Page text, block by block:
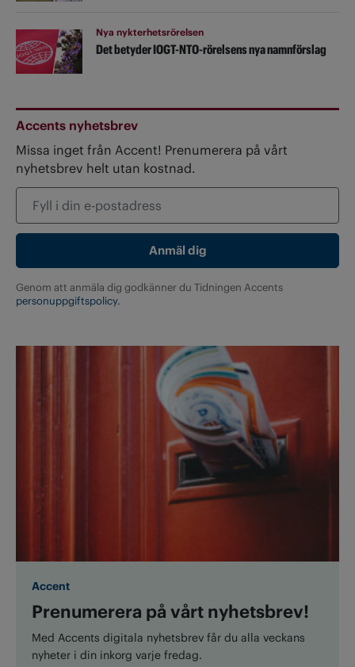
Nya nykterhetsrörelsen
Det betyder IOGT-NTO-rörelsens nya namnförslag
Accents nyhetsbrev
Missa inget från Accent! Prenumerera på vårt
nyhetsbrev helt utan kostnad.
Genom att anmäla dig godkänner du Tidningen Accents
personuppgiftspolicy.
Accent
Prenumerera på vårt nyhetsbrev!
Med Accents digitala nyhetsbrev får du alla veckans
nyheter i din inkorg varje fredag.